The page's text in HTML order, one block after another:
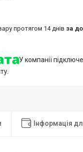
протягом 14 днів за
У компанії
Інформація